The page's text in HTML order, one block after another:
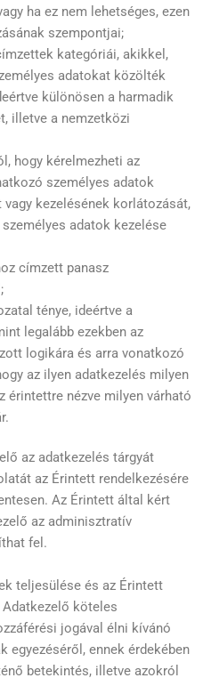
ha ez nem lehetséges, ezen
szempontjai;
kategóriái, akikkel,
adatokat közölték
különösen a harmadik
illetve a nemzetközi
hogy kérelmezheti az
személyes adatok
kezelésének korlátozását,
adatok kezelése
címzett panasz
ténye, ideértve a
legalább ezekben az
logikára és arra vonatkozó
az ilyen adatkezelés milyen
érintettre nézve milyen várható
az adatkezelés tárgyát
az Érintett rendelkezésére
Az Érintett által kért
az adminisztratív
fel.
teljesülése és az Érintett
Adatkezelő köteles
jogával élni kívánó
egyezéséről, ennek érdekében
betekintés, illetve azokról